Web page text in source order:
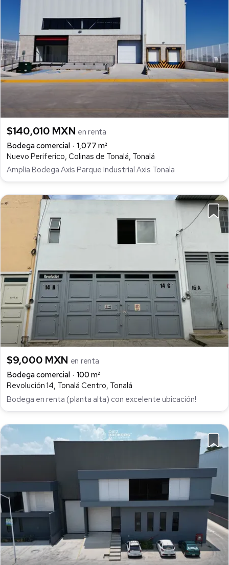
$140,010 MXN en renta
Bodega comercial
1,077 m²
Nuevo Periferico, Colinas de Tonalá, Tonalá
Amplia Bodega Axis Parque Industrial Axis Tonala
$9,000 MXN en renta
Bodega comercial
100 m²
Revolución 14, Tonalá Centro, Tonalá
Bodega en renta (planta alta) con excelente ubicación!